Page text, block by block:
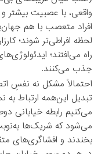
واقعی، با عصبیت بیشتر
افراد متعصب با هم
لحظه افراطی‌تر شوند؛
راه می‌افتند؛
جذب می‌کنند.
احتمالاً مشکل نه نفسِ
تبدیل این‌همه ارتباط
می‌کنیم رابطه خیابانی
می‌شود که شریک‌ها
بخندند و افشاگری‌های